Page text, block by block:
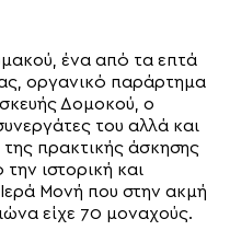
ένα από τα επτά
οργανικό παράρτημα
Δομοκού, ο
του αλλά και
πρακτικής άσκησης
ιστορική και
Μονή που στην ακμή
είχε 70 μοναχούς.